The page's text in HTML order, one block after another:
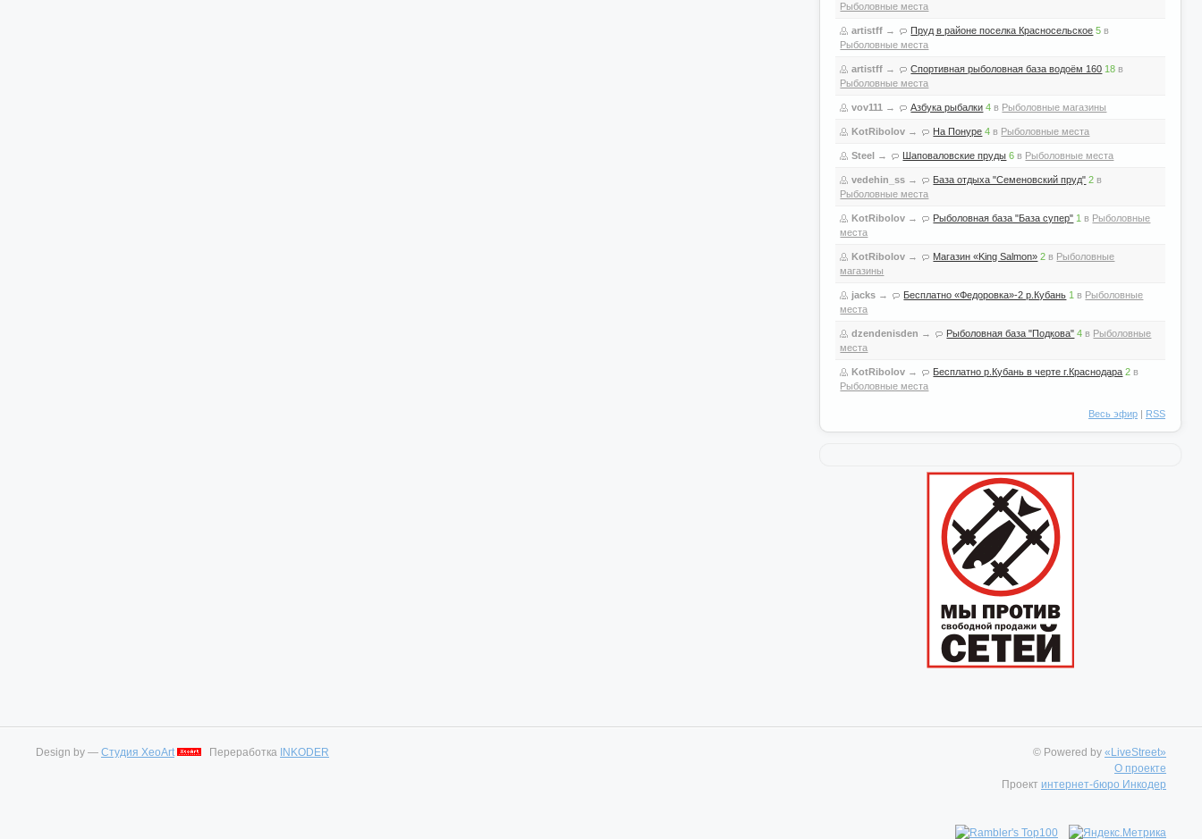
Рыболовные места
artistff → Пруд в районе поселка Красносельское 5 в
Рыболовные места
artistff → Спортивная рыболовная база водоём 160 18 в
Рыболовные места
vov111 → Азбука рыбалки 4 в Рыболовные магазины
KotRibolov → На Понуре 4 в Рыболовные места
Steel → Шаповаловские пруды 6 в Рыболовные места
vedehin_ss → База отдыха "Семеновский пруд" 2 в
Рыболовные места
KotRibolov → Рыболовная база "База супер" 1 в Рыболовные
места
KotRibolov → Магазин «King Salmon» 2 в Рыболовные
магазины
jacks → Бесплатно «Федоровка»-2 р.Кубань 1 в Рыболовные
места
dzendenisden → Рыболовная база "Подкова" 4 в Рыболовные
места
KotRibolov → Бесплатно р.Кубань в черте г.Краснодара 2 в
Рыболовные места
Весь эфир| RSS
© Powered by «LiveStreet»
О проекте
Проект интернет-бюро Инкодер
Design by — Студия XeoArt Переработка INKODER